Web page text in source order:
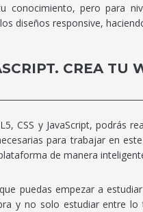
conocimiento, pero para
diseños responsive,
CREA TU
CSS y JavaScript, podrás
para trabajar en
de manera
puedas empezar a
y no solo estudiar entre